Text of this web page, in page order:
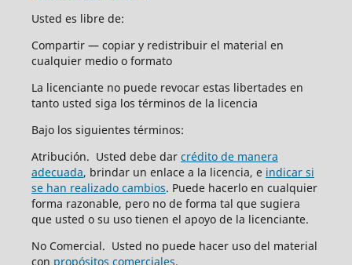
Usted es libre de:
Compartir — copiar y redistribuir el material en
cualquier medio o formato
La licenciante no puede revocar estas libertades en
tanto usted siga los términos de la licencia
Bajo los siguientes términos:
Atribución. Usted debe dar crédito de manera
adecuada, brindar un enlace a la licencia, e indicar si
se han realizado cambios. Puede hacerlo en cualquier
forma razonable, pero no de forma tal que sugiera
que usted o su uso tienen el apoyo de la licenciante.
No Comercial. Usted no puede hacer uso del material
con propósitos comerciales.